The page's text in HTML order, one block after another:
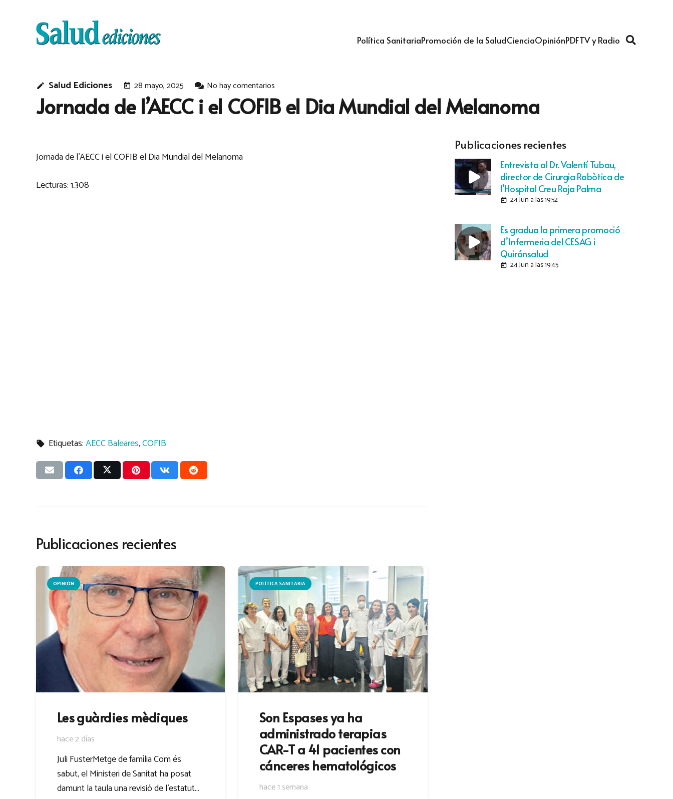
Política SanitariaPromoción de la SaludCienciaOpiniónPDFTV y Radio
edit Salud Ediciones today 28 mayo, 2025 No hay comentarios
Jornada de l’AECC i el COFIB el Dia Mundial del Melanoma
Jornada de l’AECC i el COFIB el Dia Mundial del Melanoma
Lecturas:1.308
Publicaciones recientes
Entrevista al Dr. Valentí Tubau,
director de Cirurgia Robòtica de
l’Hospital Creu Roja Palma
today 24 Jun a las 19:52
Es gradua la primera promoció
d’Infermeria del CESAG i
Quirónsalud
today 24 Jun a las 19:45
local_offer Etiquetas:AECC Baleares,COFIB
Publicaciones recientes
OPINIÓN
Les guàrdies mèdiques
hace 2 días
Juli FusterMetge de família Com és
sabut, el Ministeri de Sanitat ha posat
damunt la taula una revisió de l’estatut…
POLÍTICA SANITARIA
Son Espases ya ha
administrado terapias
CAR-T a 41 pacientes con
cánceres hematológicos
hace 1 semana